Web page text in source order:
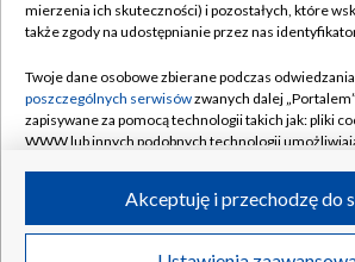
Naziemna Telewizja Cyfrowa
Rada Programowa
System NOS
Informacje o nadawcy
Program dla prasy
Pomoc
Kontakt
Kanały
©2026 Telewizja Polska S.A. w
mierzenia ich skuteczności) i pozostałych, które
także zgody na udostępnianie przez nas
Twoje dane osobowe zbierane podczas
poszczególnych serwisówzwanych dalej
zapisywane za pomocą technologii takich jak: pliki
WWW lub innych podobnych technologii
ruchu w Internecie.
Twoje dane osobowe zbierane podczas odwiedzania
Akceptuję i przechodzę do